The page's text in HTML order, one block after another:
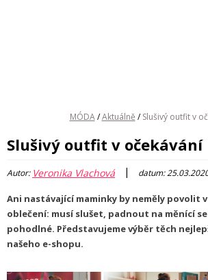
MÓDA / Aktuálně / Slušivý outfit v
Slušivý outfit v očekávání
Autor: Veronika Vlachová | datum:
Ani nastávající maminky by neměly povolit
oblečení: musí slušet, padnout na měnící
pohodlné. Představujeme výběr těch
našeho e-shopu.